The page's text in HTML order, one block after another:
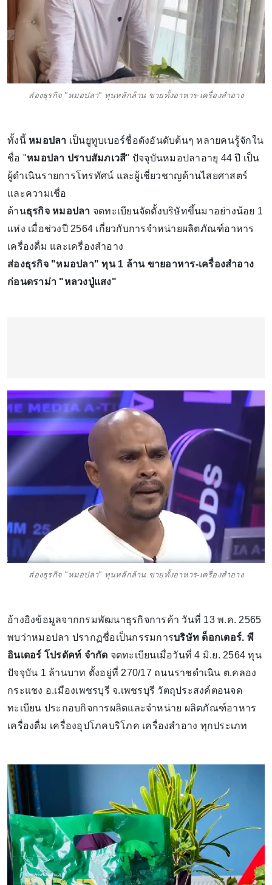
ส่องธุรกิจ "หมอปลา" ทุนหลักล้าน ขายทั้งอาหาร-เครื่องสำอาง
ทั้งนี้หมอปลา เป็นยูทูบเบอร์ชื่อดังอันดับต้นๆ หลายคนรู้จักใน
ชื่อ "หมอปลา ปราบสัมภเวสี" ปัจจุบันหมอปลาอายุ 44 ปี เป็น
ผู้ดำเนินรายการโทรทัศน์ และผู้เชี่ยวชาญด้านไสยศาสตร์
และความเชื่อ
ด้านธุรกิจ หมอปลา จดทะเบียนจัดตั้งบริษัทขึ้นมาอย่างน้อย 1
แห่ง เมื่อช่วงปี 2564 เกี่ยวกับการจำหน่ายผลิตภัณฑ์อาหาร
เครื่องดื่ม และเครื่องสำอาง
ส่องธุรกิจ "หมอปลา" ทุน 1 ล้าน ขายอาหาร-เครื่องสำอาง
ก่อนดราม่า "หลวงปู่แสง"
ส่องธุรกิจ "หมอปลา" ทุนหลักล้าน ขายทั้งอาหาร-เครื่องสำอาง
อ้างอิงข้อมูลจากกรมพัฒนาธุรกิจการค้า วันที่ 13 พ.ค. 2565
พบว่าหมอปลา ปรากฏชื่อเป็นกรรมการบริษัท ด็อกเตอร์. พี
อินเตอร์ โปรดัคท์ จำกัด จดทะเบียนเมื่อวันที่ 4 มิ.ย. 2564 ทุน
ปัจจุบัน 1 ล้านบาท ตั้งอยู่ที่ 270/17 ถนนราชดำเนิน ต.คลอง
กระแชง อ.เมืองเพชรบุรี จ.เพชรบุรี วัตถุประสงค์ตอนจด
ทะเบียน ประกอบกิจการผลิตและจำหน่าย ผลิตภัณฑ์อาหาร
เครื่องดื่ม เครื่องอุปโภคบริโภค เครื่องสำอาง ทุกประเภท